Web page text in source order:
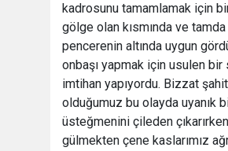
kadrosunu tamamlamak için
gölge olan kısmında ve
pencerenin altında uygun
onbaşı yapmak için usulen bir
imtihan yapıyordu. Bizzat şahit
olduğumuz bu olayda uyanık
üsteğmenini çileden
gülmekten çene kaslarımız